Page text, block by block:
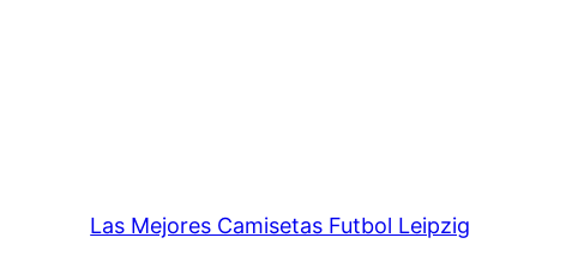
Las Mejores Camisetas Futbol Leipzig